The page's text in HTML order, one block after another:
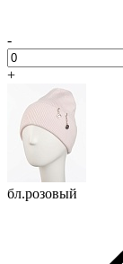
-
+
бл.розовый